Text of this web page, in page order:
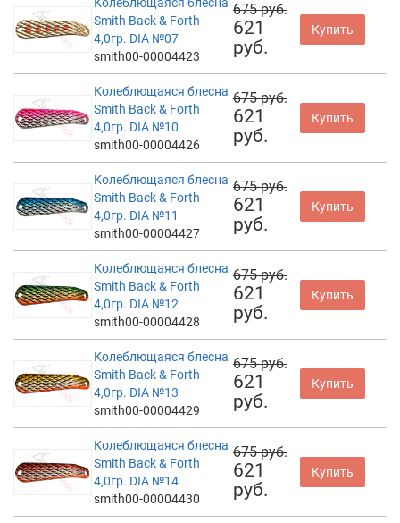
Smith Back & Forth
4,0гр. DIA №07
smith00-00004423
675 руб.
621
руб.
Купить
Колеблющаяся блесна
Smith Back & Forth
4,0гр. DIA №10
smith00-00004426
675 руб.
621
руб.
Купить
Колеблющаяся блесна
Smith Back & Forth
4,0гр. DIA №11
smith00-00004427
675 руб.
621
руб.
Купить
Колеблющаяся блесна
Smith Back & Forth
4,0гр. DIA №12
smith00-00004428
675 руб.
621
руб.
Купить
Колеблющаяся блесна
Smith Back & Forth
4,0гр. DIA №13
smith00-00004429
675 руб.
621
руб.
Купить
Колеблющаяся блесна
Smith Back & Forth
4,0гр. DIA №14
smith00-00004430
675 руб.
621
руб.
Купить